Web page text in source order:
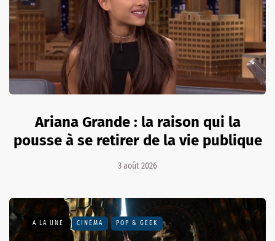
Ariana Grande : la raison qui la
pousse à se retirer de la vie publique
3 août 2026
A LA UNE CINÉMA POP & GEEK